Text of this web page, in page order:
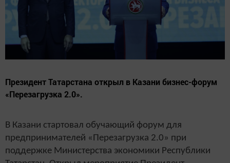
Президент Татарстана открыл в Казани бизнес-форум
«Перезагрузка 2.0».
В Казани стартовал обучающий форум для
предпринимателей «Перезагрузка 2.0» при
поддержке Министерства экономики Республики